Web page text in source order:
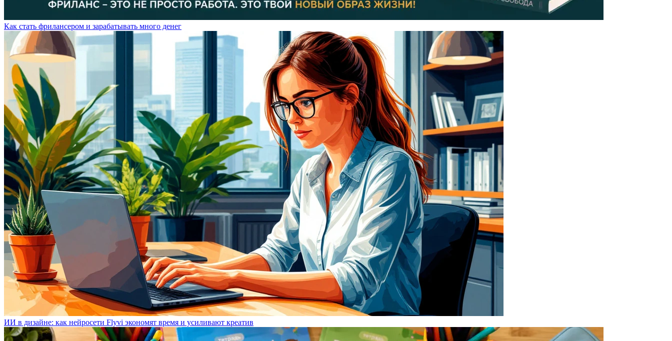
Как стать фрилансером и зарабатывать много денег
ИИ в дизайне: как нейросети Flyvi экономят время и усиливают креатив